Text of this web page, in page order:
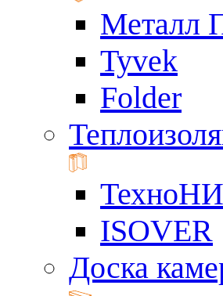
Металл
Tyvek
Folder
ISOVER
Доска